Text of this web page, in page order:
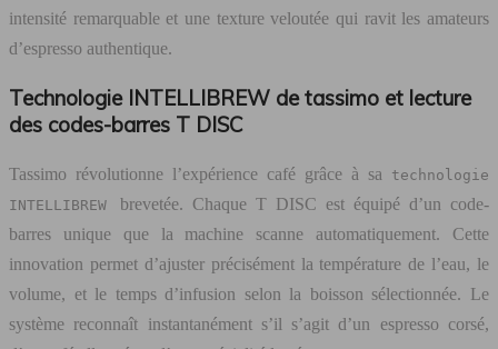
intensité remarquable et une texture veloutée qui ravit les amateurs
d’espresso authentique.
Technologie INTELLIBREW de tassimo et lecture
des codes-barres T DISC
Tassimo révolutionne l’expérience café grâce à sa
technologie
INTELLIBREW brevetée. Chaque T DISC est équipé d’un code-
barres unique que la machine scanne automatiquement. Cette
innovation permet d’ajuster précisément la température de l’eau, le
volume, et le temps d’infusion selon la boisson sélectionnée. Le
système reconnaît instantanément s’il s’agit d’un espresso corsé,